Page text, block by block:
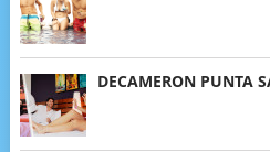
DECAMERON PUNTA